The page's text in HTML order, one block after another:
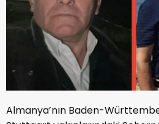
Almanya’nın Baden-